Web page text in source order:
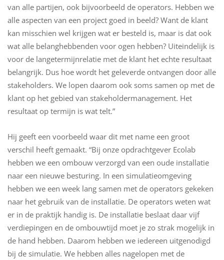
van alle partijen, ook bijvoorbeeld de operators. Hebben we
alle aspecten van een project goed in beeld? Want de klant
kan misschien wel krijgen wat er besteld is, maar is dat ook
wat alle belanghebbenden voor ogen hebben? Uiteindelijk is
voor de langetermijnrelatie met de klant het echte resultaat
belangrijk. Dus hoe wordt het geleverde ontvangen door alle
stakeholders. We lopen daarom ook soms samen op met de
klant op het gebied van stakeholdermanagement. Het
resultaat op termijn is wat telt.”
Hij geeft een voorbeeld waar dit met name een groot
verschil heeft gemaakt. “Bij onze opdrachtgever Ecolab
hebben we een ombouw verzorgd van een oude installatie
naar een nieuwe besturing. In een simulatieomgeving
hebben we een week lang samen met de operators gekeken
naar het gebruik van de installatie. De operators weten wat
er in de praktijk handig is. De installatie beslaat daar vijf
verdiepingen en de ombouwtijd moet je zo strak mogelijk in
de hand hebben. Daarom hebben we iedereen uitgenodigd
bij de simulatie. We hebben alles nagelopen met de